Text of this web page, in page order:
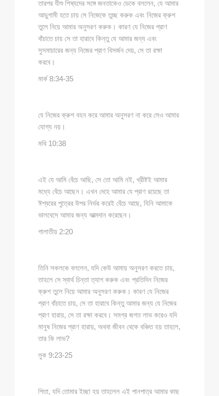
তারপর যীশু শিষ্যদের সঙ্গে জনতাকেও ডেকে বললেন, যে আমার
আড়ুগামী হতে চায় সে নিজেকে তুচ্ছ করুক এবং নিজের ক্রুশ
তুলে নিয়ে আমার অনুসরণ করুক। কারণ যে নিজের প্রাণ
বাঁচাতে চায় সে তা হারাবে কিন্তু যে আমার জন্য এবং
সুসমাচারের জন্য নিজের প্রাণ বিসর্জন দেয়, সে তা রক্ষা
করবে।
মার্ক 8:34-35
যে নিজের ক্রুশ বহন করে আমার অনুসরণ না করে সেও আমার
যোগ্য নয়।
মথি 10:38
এই যে আমি বেঁচে আছি, সে তো আমি নই, খ্রীষ্টই আমার
মধ্যে বেঁচে আছেন। এখন দেহে আমার যে প্রাণ রয়েছে তা
ঈশ্বরের পুত্রের উপর নির্ভর করেই বেঁচে আছে, যিনি আমাকে
ভালবেসে আমার জন্য আত্মদান করেছেন।
গালাতীয় 2:20
তিনি সকলকে বললেন, যদি কেউ আমায় অনুসরণ করতে চায়,
তাহলে সে স্বার্থ চিন্তা ত্যাগ করুক এবং প্রতিদিন নিজের
ক্রুশ তুলে নিয়ে আমার অনুসরণ করুক। কারণ যে নিজের
প্রাণ বাঁচাতে চায়, সে তা হারাবে কিন্তু আমার জন্য যে নিজের
প্রাণ হারায়, সে তা রক্ষা করবে। সমগ্র জগত লাভ করেও যদি
মানুষ নিজের প্রাণ হারায়, অথবা জীবন থেকে বঞ্চিত হয় তাহলে,
তার কি লাভ?
লুক 9:23-25
পিতা, যদি তোমার ইচ্ছা হয় তাহলেল এই পানপাত্র আমার কাছ